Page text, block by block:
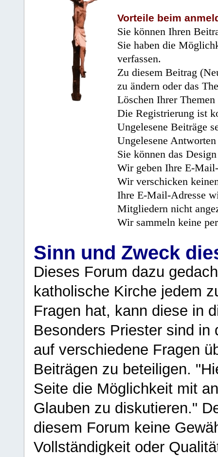
Vorteile beim
Sie können Ihren
Sie haben die
verfassen.
Zu diesem Beitrag
zu ändern oder das
Löschen Ihrer
Die Registrierung ist
Ungelesene Beiträge
Ungelesene
Sie können das
Wir geben Ihre E-
Wir verschicken
Ihre E-Mail-Adresse
Mitgliedern nicht
Wir sammeln keine
Sinn und Zweck
Dieses Forum dazu
katholische Kirche jedem
Fragen hat, kann diese in
Besonders Priester sind in
auf verschiedene Fragen
Beiträgen zu beteiligen.
Seite die Möglichkeit mit
Glauben zu diskutieren."
diesem Forum keine
Vollständigkeit oder